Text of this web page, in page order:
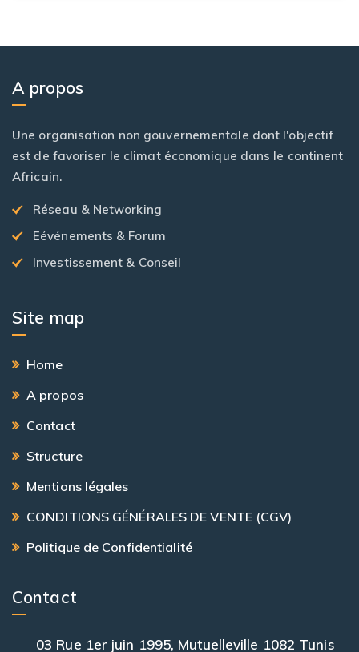
A propos
Une organisation non gouvernementale dont l'objectif
est de favoriser le climat économique dans le continent
Africain.
Réseau & Networking
Eévénements & Forum
Investissement & Conseil
Site map
Home
A propos
Contact
Structure
Mentions légales
CONDITIONS GÉNÉRALES DE VENTE (CGV)
Politique de Confidentialité
Contact
03 Rue 1er juin 1995, Mutuelleville 1082 Tunis